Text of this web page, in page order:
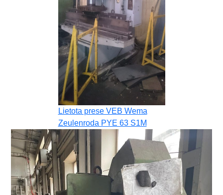
Lietota prese VEB Wema
Zeulenroda PYE 63 S1M